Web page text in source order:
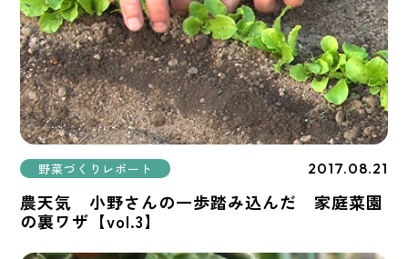
野菜づくりレポート 2017.08.21
農天気 小野さんの一歩踏み込んだ 家庭菜園
の裏ワザ【vol.3】